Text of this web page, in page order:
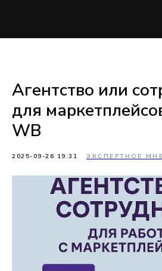
Агентство или
для
WB
2025-09-26 19:31 ЭКСПЕРТНОЕ